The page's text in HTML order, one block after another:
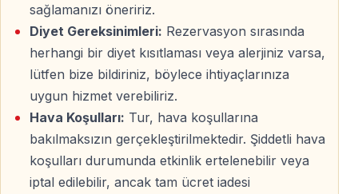
Canlı Türk müziği
Sema Gösterisi (Semazenler)
Oryantal dans ve modern müzik performansları
Dans & Romantizm
Gecenin ilerleyen saatlerinde, açık güvertede yıldızların
altında dans ederek bu özel anı taçlandırabilirsiniz.
sağlamanızı öneririz.
Diyet Gereksinimleri: Rezervasyon sırasında
herhangi bir diyet kısıtlaması veya alerjiniz varsa,
lütfen bize bildiriniz, böylece ihtiyaçlarınıza
uygun hizmet verebiliriz.
Hava Koşulları: Tur, hava koşullarına
bakılmaksızın gerçekleştirilmektedir. Şiddetli hava
koşulları durumunda etkinlik ertelenebilir veya
iptal edilebilir, ancak tam ücret iadesi